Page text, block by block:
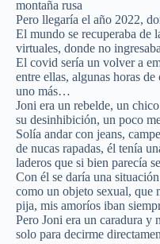
montaña rusa
Pero llegaría el año 2022,
El mundo se recuperaba de
virtuales, donde no
El covid sería un volver a
entre ellas, algunas horas
uno más…
Joni era un rebelde, un
su desinhibición, un poco
Solía andar con jeans,
de nucas rapadas, él tenía
laderos que si bien parecía
Con él se daría una
como un objeto sexual, que
pija, mis amoríos iban
Pero Joni era un caradura y
solo para decirme